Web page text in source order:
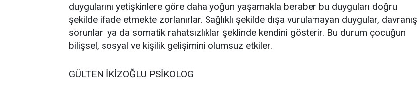
duygularını yetişkinlere göre daha yoğun yaşamakla beraber bu duyguları doğru
şekilde ifade etmekte zorlanırlar. Sağlıklı şekilde dışa vurulamayan duygular, davranış
sorunları ya da somatik rahatsızlıklar şeklinde kendini gösterir. Bu durum çocuğun
bilişsel, sosyal ve kişilik gelişimini olumsuz etkiler.
GÜLTEN İKİZOĞLU PSİKOLOG